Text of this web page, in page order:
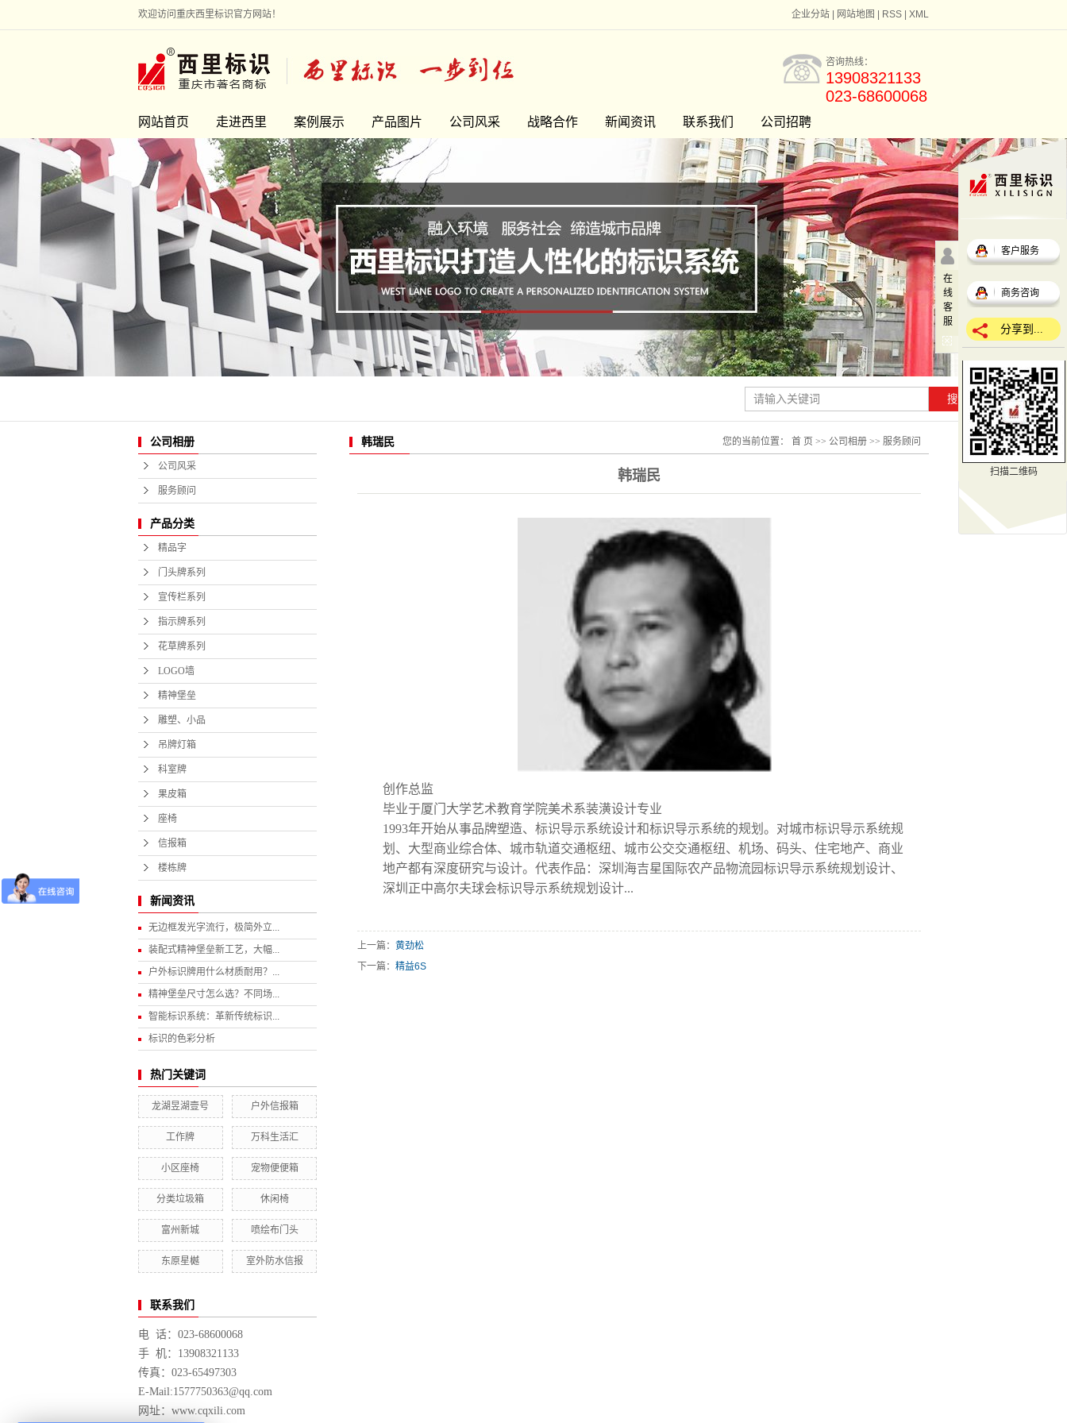
欢迎访问重庆西里标识官方网站！ 企业分站 网站地图 RSS XML
咨询热线：
13908321133
023-68600068
网站首页 走进西里
走进西里
联系我们
案例展示
地产标识
旅游景区
市政环境
校企文化
医疗银行
雕塑艺术
工业园区
酒店商业
产品图片
精品字
门头牌系列
宣传栏系列
指示牌系列
花草牌系列
LOGO墙
精神堡垒
雕塑、小品
科室牌
公司风采 战略合作 新闻资讯
常见问题
联系我们 公司招聘
公司相册
公司风采
服务顾问
产品分类
精品字
门头牌系列
宣传栏系列
指示牌系列
花草牌系列
LOGO墙
精神堡垒
雕塑、小品
吊牌灯箱
科室牌
果皮箱
座椅
信报箱
楼栋牌
新闻资讯
无边框发光字流行，极简外立...
装配式精神堡垒新工艺，大幅...
户外标识牌用什么材质耐用？...
精神堡垒尺寸怎么选？不同场...
智能标识系统：革新传统标识...
标识的色彩分析
热门关键词
龙湖昱湖壹号 户外信报箱
工作牌 万科生活汇
小区座椅 宠物便便箱
分类垃圾箱 休闲椅
富州新城 喷绘布门头
东原星樾 室外防水信报
联系我们
电 话：023-68600068
手 机：13908321133
传真：023-65497303
E-Mail:1577750363@qq.com
网址：www.cqxili.com
韩瑞民 您的当前位置： 首 页 >> 公司相册 >> 服务顾问
韩瑞民
创作总监
毕业于厦门大学艺术教育学院美术系装潢设计专业
1993年开始从事品牌塑造、标识导示系统设计和标识导示系统的规划。对城市标识导示系统规
划、大型商业综合体、城市轨道交通枢纽、城市公交交通枢纽、机场、码头、住宅地产、商业
地产都有深度研究与设计。代表作品：深圳海吉星国际农产品物流园标识导示系统规划设计、
深圳正中高尔夫球会标识导示系统规划设计...
上一篇： 黄劲松
下一篇： 精益6S
在
线
客
服
客户服务
商务咨询
分享到...
扫描二维码